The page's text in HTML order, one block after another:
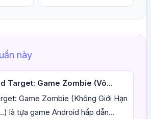
này
Target: Game Zombie (Vô...
Game Zombie (Không Giới Hạn
là tựa game Android hấp dẫn...